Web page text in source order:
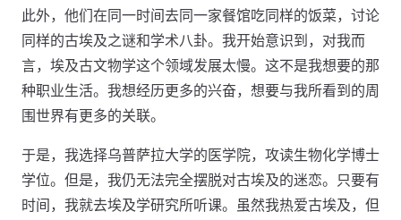
此外，他们在同一时间去同一家餐馆吃同样的饭菜，讨论
同样的古埃及之谜和学术八卦。我开始意识到，对我而
言，埃及古文物学这个领域发展太慢。这不是我想要的那
种职业生活。我想经历更多的兴奋，想要与我所看到的周
围世界有更多的关联。
于是，我选择乌普萨拉大学的医学院，攻读生物化学博士
学位。但是，我仍无法完全摆脱对古埃及的迷恋。只要有
时间，我就去埃及学研究所听课。虽然我热爱古埃及，但